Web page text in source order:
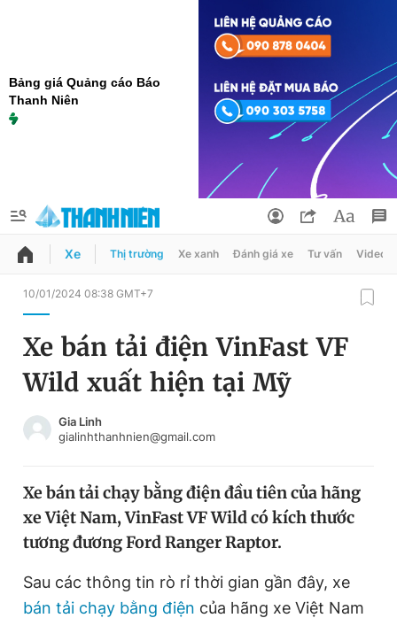
Bảng giá Quảng cáo Báo
Thanh Niên
QUẢNG CÁO
Chuyên mục
Chuyên mục khác
Tin thị trường Tin 360
Đổi mật khẩu
Tin đã lưu
Tin đã xem
Đăng xuất
Xe Thị trường Xe xanh Đánh giá xe Tư vấn Video
10/01/2024 08:38 GMT+7
Xe bán tải điện VinFast VF
Wild xuất hiện tại Mỹ
Gia Linh
gialinhthanhnien@gmail.com
Xe bán tải chạy bằng điện đầu tiên của hãng
xe Việt Nam, VinFast VF Wild có kích thước
tương đương Ford Ranger Raptor.
Sau các thông tin rò rỉ thời gian gần đây, xe
bán tải chạy bằng điện của hãng xe Việt Nam